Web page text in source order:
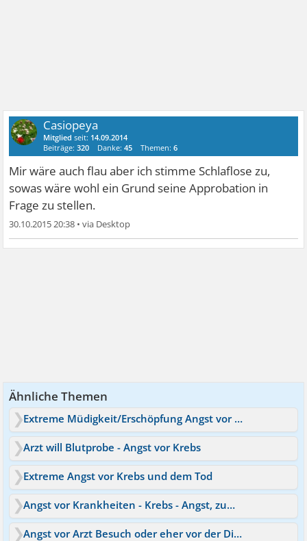
Casiopeya
Mitglied seit: 14.09.2014
Beiträge:320 Danke:45 Themen:6
Mir wäre auch flau aber ich stimme Schlaflose zu,
sowas wäre wohl ein Grund seine Approbation in
Frage zu stellen.
30.10.2015 20:38 •
Ähnliche Themen
Extreme Müdigkeit/Erschöpfung Angst vor Krebs
Arzt will Blutprobe - Angst vor Krebs
Extreme Angst vor Krebs und dem Tod
Angst vor Krankheiten - Krebs - Angst, zum Arzt zu gehen
Angst vor Arzt Besuch oder eher vor der Diagnose